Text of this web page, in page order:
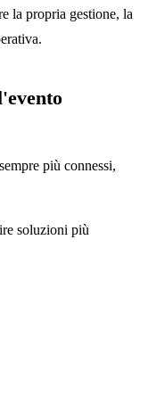
la propria gestione, la
più connessi,
soluzioni più